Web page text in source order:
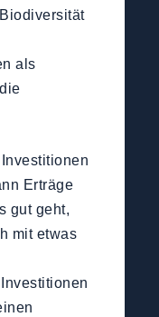
als
Erträge
gut geht,
mit etwas